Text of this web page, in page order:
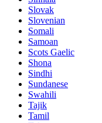
Slovak
Slovenian
Somali
Samoan
Scots Gaelic
Shona
Sindhi
Sundanese
Swahili
Tajik
Tamil